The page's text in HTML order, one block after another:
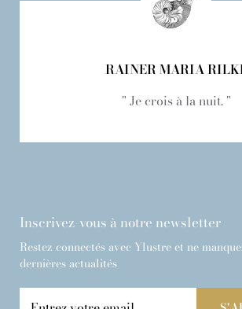
RAINER MARIA
" Je crois à la nuit. "
Inscrivez-vous à notre newsletter
Restez connectés avec Ylustre et ne
dernières actualités